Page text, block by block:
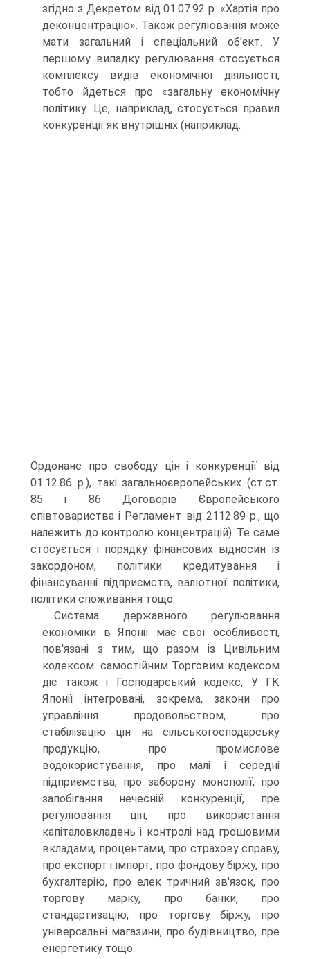
згідно з Декретом від 01.07.92 р. «Хартія про
деконцентрацію». Також регулювання може
мати загальний і спеціальний об'єкт. У
першому випадку регулювання стосується
комплексу видів економічної діяльності,
тобто йдеться про «загальну економічну
політику. Це, наприклад, стосується правил
конкуренції як внутрішніх (наприклад.
Ордонанс про свободу цін і конкуренції від
01.12.86 p.), такі загальноєвропейських (ст.ст.
85 і 86 Договорів Європейського
співтовариства і Регламент від 2112.89 р., що
належить до контролю концентрацій). Те саме
стосується і порядку фінансових відносин із
закордоном, політики кредитування і
фінансуванні підприємств, валютної політики,
політики споживання тощо.
Система державного регулювання
економіки в Японії має свої особливості,
пов'язані з тим, що разом із Цивільним
кодексом: самостійним Торговим кодексом
діє також і Господарський кодекс, У ГК
Японії інтегровані, зокрема, закони про
управління продо­вольством, про
стабілізацію цін на сільськогосподарську
продукцію, про промислове
водокористування, про малі і середні
підприємства, про заборону монополії, про
запобігання нечесній конкуренції, пре
регулювання цін, про використання
капіталовкладень і контролі над грошовими
вкладами, процентами, про страхову справу,
про експорт і імпорт, про фондову біржу, про
бухгалтерію, про елек тричний зв'язок, про
торгову марку, про банки, про
стандартизацію, про торгову біржу, про
універсальні магазини, про будівництво, пре
енергетику тощо.